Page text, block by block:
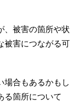
、被害の箇所や状
被害につながる可
場合もあるかもし
る箇所について